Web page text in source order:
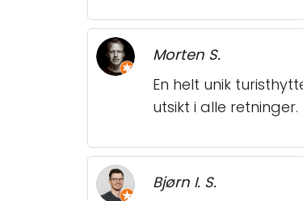
Morten S.
En helt unik
utsikt i alle retninger.
Bjørn I. S.